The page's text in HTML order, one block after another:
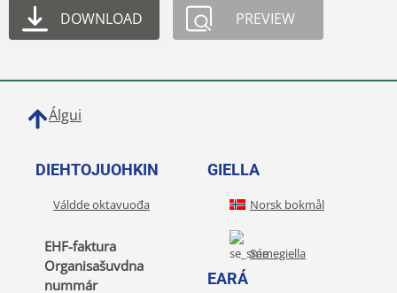
DOWNLOAD PREVIEW
Álgui
DIEHTOJUOHKIN
Váldde oktavuođa
EHF-faktura
Organisašuvdna
nummár
GIELLA
Norsk bokmål
Sámegiella
EARÁ